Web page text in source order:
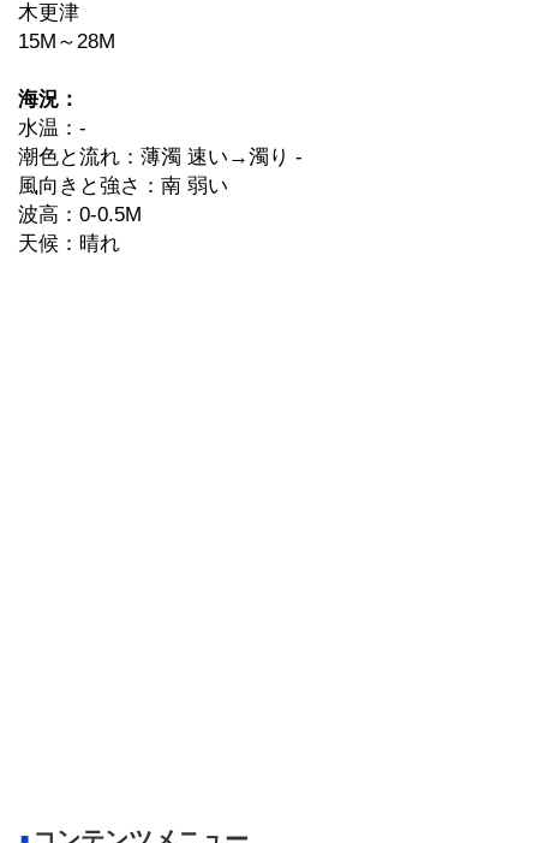
木更津
15M～28M
海況：
水温：-
潮色と流れ：薄濁 速い→濁り -
風向きと強さ：南 弱い
波高：0-0.5M
天候：晴れ